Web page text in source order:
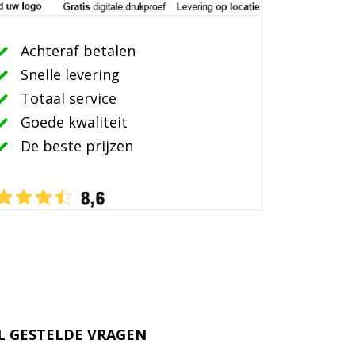
Achteraf betalen
Snelle levering
Totaal service
Goede kwaliteit
De beste prijzen
GESTELDE VRAGEN